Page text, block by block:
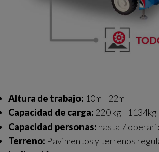
Altura de trabajo: 10m - 22m
Capacidad de carga: 220 kg - 1134kg
Capacidad personas: hasta 7
Terreno: Pavimentos y terrenos